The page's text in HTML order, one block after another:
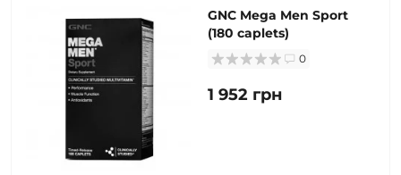
GNC Mega Men Sport
(180 caplets)
0
1 952 грн